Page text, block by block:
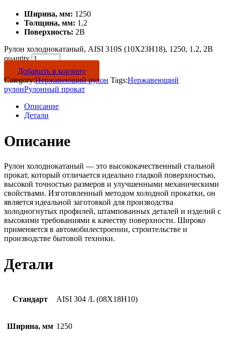
Ширина, мм: 1250
Толщина, мм: 1.2
Поверхность: 2B
Рулон холоднокатаный, AISI 310S (10Х23Н18), 1250, 1.2, 2B
quantity
Добавить в корзину
Category:Нержавеющий рулон Tags:Нержавеющий
рулонРулонный прокат
Описание
Детали
Описание
Рулон холоднокатаный — это высококачественный стальной
прокат, который отличается идеально гладкой поверхностью,
высокой точностью размеров и улучшенными механическими
свойствами. Изготовленный методом холодной прокатки, он
является идеальной заготовкой для производства
холодногнутых профилей, штампованных деталей и изделий с
высокими требованиями к качеству поверхности. Широко
применяется в автомобилестроении, строительстве и
производстве бытовой техники.
Детали
Стандарт AISI 304 /L (08Х18Н10)
Ширина, мм 1250